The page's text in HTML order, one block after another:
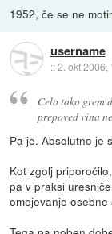
1952, če se ne
username
::2. okt 2006,
Celo tako grem
prepoved vina
Pa je. Absolutno je
Kot zgolj
pa v praksi
omejevanje osebne